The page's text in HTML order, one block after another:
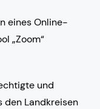
eines Online-
„Zoom“
und
den Landkreisen